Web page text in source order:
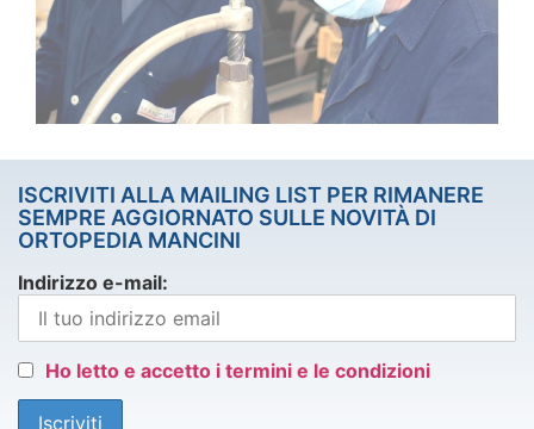
ISCRIVITI ALLA MAILING LIST PER RIMANERE
SEMPRE AGGIORNATO SULLE NOVITÀ DI
ORTOPEDIA MANCINI
Indirizzo e-mail:
Ho letto e accetto i termini e le condizioni